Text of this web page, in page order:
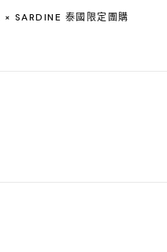
× SARDINE 泰國限定團購